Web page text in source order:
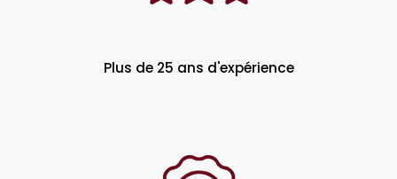
Plus de 25 ans d'expérience